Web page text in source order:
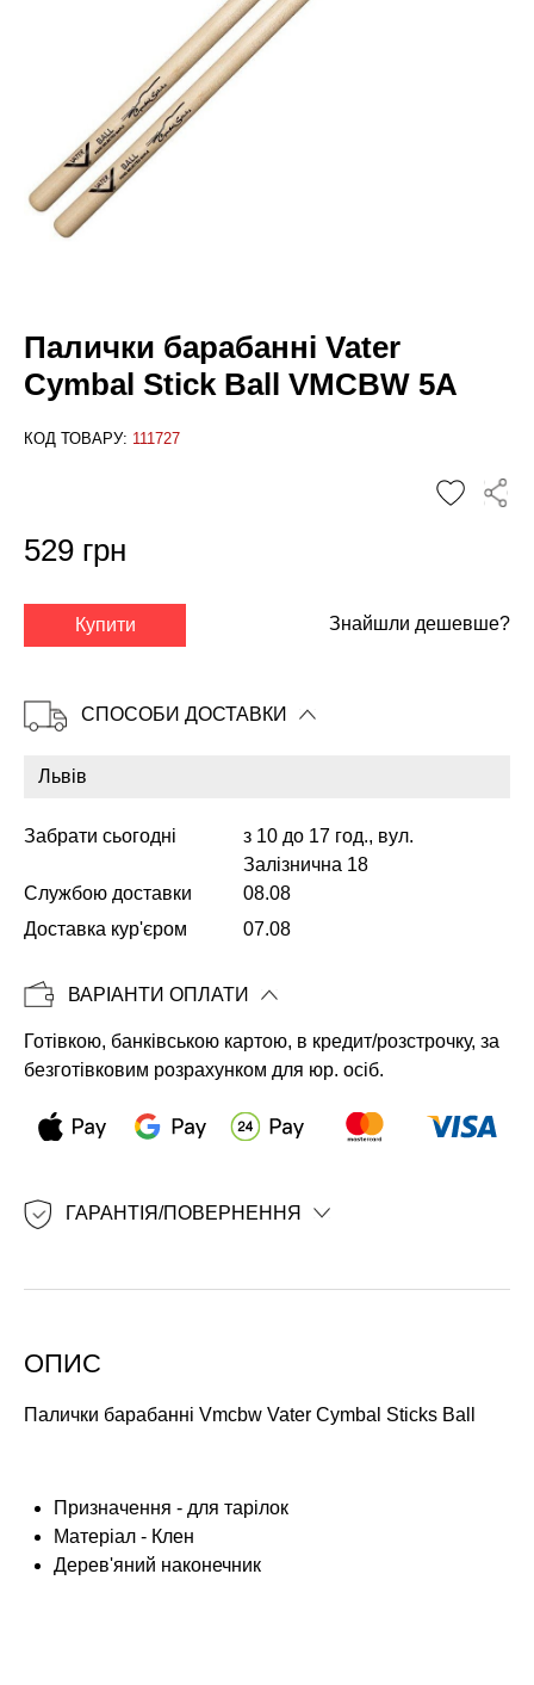
Палички барабанні Vater
Cymbal Stick Ball VMCBW 5A
КОД ТОВАРУ: 111727
✕
Копіювати
529 грн
Купити Знайшли дешевше?
СПОСОБИ ДОСТАВКИ
Забрати сьогодні
з 10 до 17 год., вул.
Залізнична 18
Службою доставки
08.08
Доставка кур'єром
07.08
ВАРІАНТИ ОПЛАТИ
Готівкою, банківською картою, в кредит/розстрочку, за
безготівковим розрахунком для юр. осіб.
ГАРАНТІЯ/ПОВЕРНЕННЯ
ОПИС
Палички барабанні Vmcbw Vater Cymbal Sticks Ball
Призначення - для тарілок
Матеріал - Клен
Дерев'яний наконечник